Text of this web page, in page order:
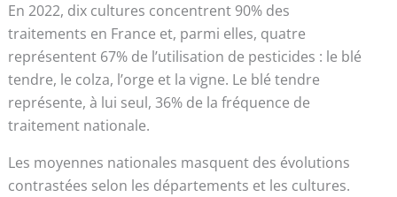
En 2022, dix cultures concentrent 90% des
traitements en France et, parmi elles, quatre
représentent 67% de l’utilisation de pesticides : le blé
tendre, le colza, l’orge et la vigne. Le blé tendre
représente, à lui seul, 36% de la fréquence de
traitement nationale.
Les moyennes nationales masquent des évolutions
contrastées selon les départements et les cultures.